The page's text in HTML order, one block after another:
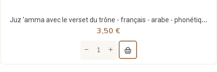
Juz 'amma avec le verset du trône - français - arabe - phonétique - noir - al-hadith
3,50 €